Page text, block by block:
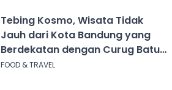
Tebing Kosmo, Wisata Tidak
Jauh dari Kota Bandung yang
Berdekatan dengan Curug Batu
Templek
FOOD & TRAVEL